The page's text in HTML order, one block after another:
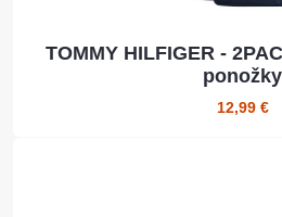
TOMMY HILFIGER -
ponožky
12,99 €